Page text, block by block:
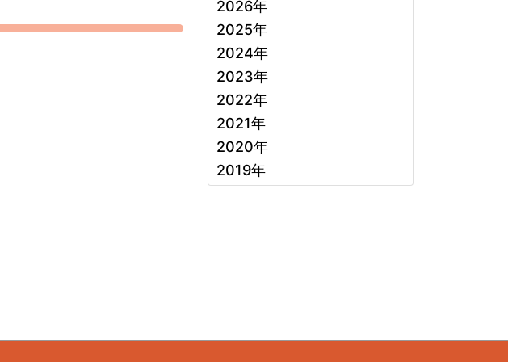
2026年
2025年
2024年
2023年
2022年
2021年
2020年
2019年